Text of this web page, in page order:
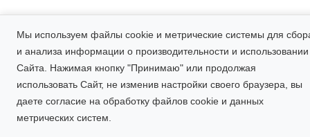
Мы используем файлы cookie и метрические системы для
и анализа информации о производительности и использовании
Сайта. Нажимая кнопку "Принимаю" или продолжая
использовать Сайт, не изменив настройки своего браузера, вы
даете согласие на обработку файлов cookie и данных
метрических систем.